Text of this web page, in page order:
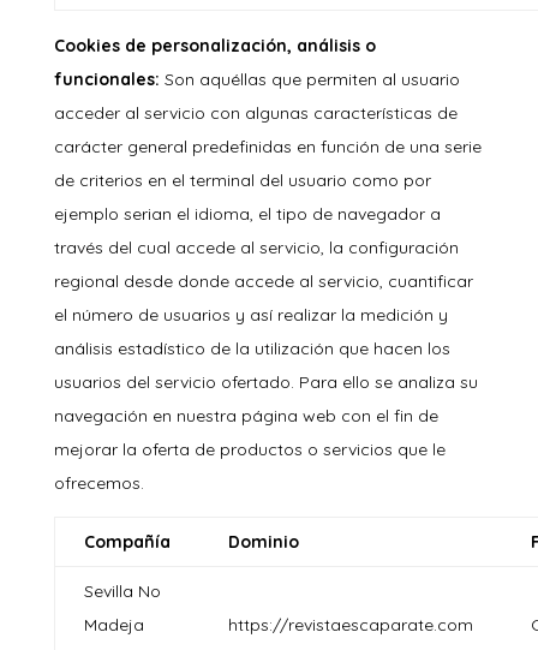
Cookies de personalización, análisis o
funcionales: Son aquéllas que permiten al usuario
acceder al servicio con algunas características de
carácter general predefinidas en función de una serie
de criterios en el terminal del usuario como por
ejemplo serian el idioma, el tipo de navegador a
través del cual accede al servicio, la configuración
regional desde donde accede al servicio, cuantificar
el número de usuarios y así realizar la medición y
análisis estadístico de la utilización que hacen los
usuarios del servicio ofertado. Para ello se analiza su
navegación en nuestra página web con el fin de
mejorar la oferta de productos o servicios que le
ofrecemos.
Compañía Dominio
Sevilla No
Madeja
https://revistaescaparate.com